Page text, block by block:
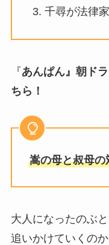
千尋が法律
『あんぱん』朝ド
ちら！
嵩の母と叔母の
大人になったのぶ
追いかけていくのか